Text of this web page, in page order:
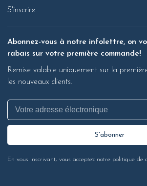
S'inscrire
Abonnez-vous à notre infolettre, on
rabais sur votre première commande!
Remise valable uniquement sur la
les nouveaux clients.
S'abonner
En vous inscrivant, vous acceptez notre politique de